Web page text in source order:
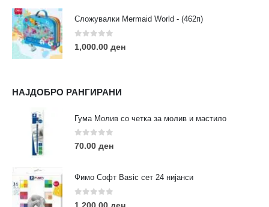
Сложувалки Mermaid World - (462п)
0 out of 5
1,000.00 ден
НАЈДОБРО РАНГИРАНИ
Гума Молив со четка за молив и мастило
0out of 5
70.00 ден
Фимо Софт Basic сет 24 нијанси
0 out of 5
Услови за користење
Големопродажба
Кариера
За нас
Нашите локации
ПОПУЛАРНИ ТАГОВИ
eurodanvest FIMO Креативни Сетови
markers
rapitografi sketch staedtler